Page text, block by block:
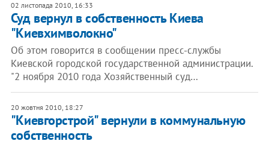
02 листопада 2010, 16:33
Суд вернул в собственность Киева
"Киевхимволокно"
Об этом говорится в сообщении пресс-службы
Киевской городской государственной администрации.
"2 ноября 2010 года Хозяйственный суд…
20 жовтня 2010, 18:27
"Киевгорстрой" вернули в коммунальную
собственность